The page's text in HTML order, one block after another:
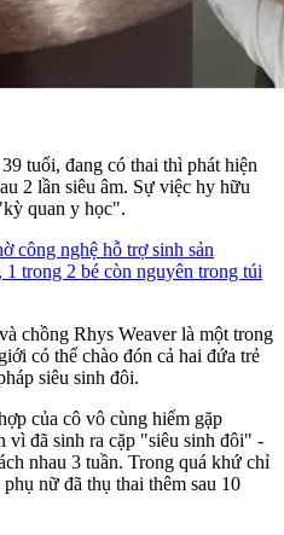
tuổi, đang có thai thì phát hiện
2 lần siêu âm. Sự việc hy hữu
quan y học".
công nghệ hỗ trợ sinh sản
trong 2 bé còn nguyên trong túi
chồng Rhys Weaver là một trong
có thể chào đón cả hai đứa trẻ
siêu sinh đôi.
của cô vô cùng hiếm gặp
vì đã sinh ra cặp "siêu sinh đôi" -
nhau 3 tuần. Trong quá khứ chỉ
nữ đã thụ thai thêm sau 10